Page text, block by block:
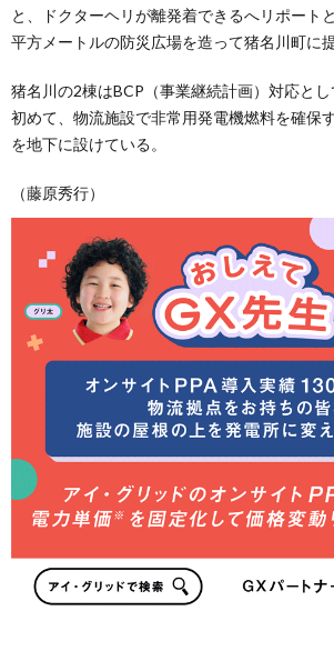
と、ドクターヘリが離発着できるへリポート
平方メートルの防災広場を造って猪名川町に提
猪名川の2棟はBCP（事業継続計画）対応と
初めて、物流施設で非常用発電機燃料を確保
を地下に設けている。
（藤原秀行）